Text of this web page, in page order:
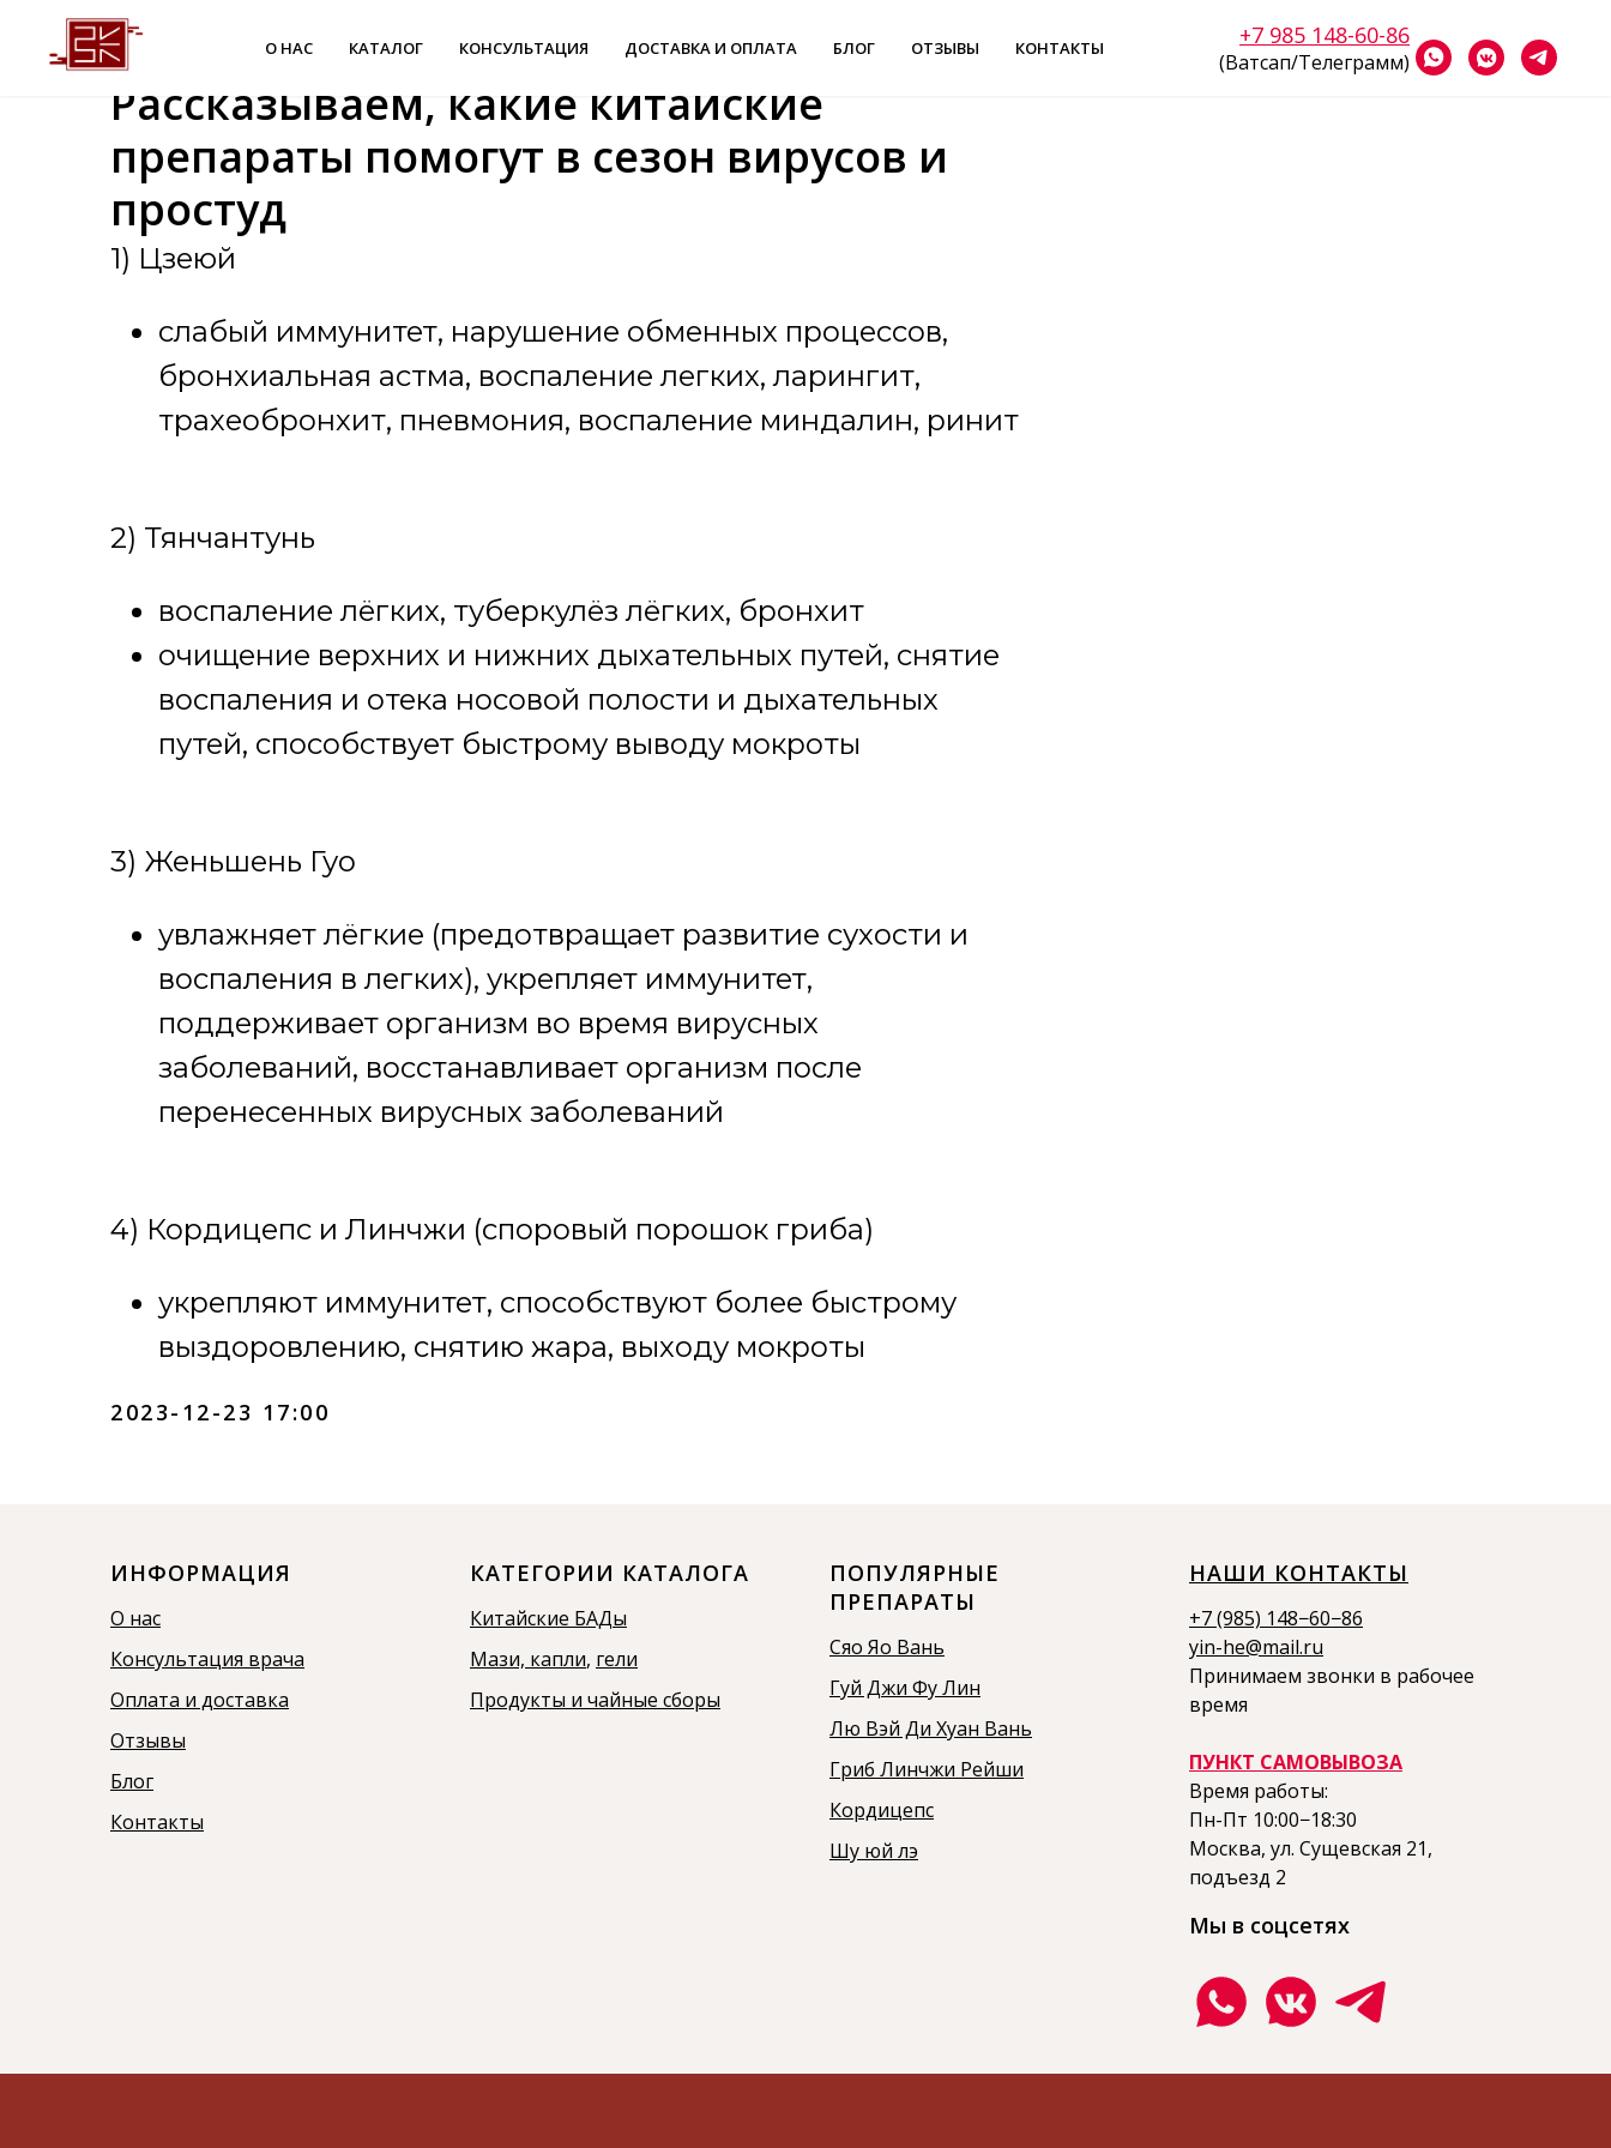
О НАС КАТАЛОГ КОНСУЛЬТАЦИЯ ДОСТАВКА И ОПЛАТА БЛОГ ОТЗЫВЫ КОНТАКТЫ +7 985 148-60-86
(Ватсап/Телеграмм)
Рассказываем, какие китайские
препараты помогут в сезон вирусов и
простуд
1) Цзеюй
слабый иммунитет, нарушение обменных процессов,
бронхиальная астма, воспаление легких, ларингит,
трахеобронхит, пневмония, воспаление миндалин, ринит
2) Тянчантунь
воспаление лёгких, туберкулёз лёгких, бронхит
очищение верхних и нижних дыхательных путей, снятие
воспаления и отека носовой полости и дыхательных
путей, способствует быстрому выводу мокроты
3) Женьшень Гуо
увлажняет лёгкие (предотвращает развитие сухости и
воспаления в легких), укрепляет иммунитет,
поддерживает организм во время вирусных
заболеваний, восстанавливает организм после
перенесенных вирусных заболеваний
4) Кордицепс и Линчжи (споровый порошок гриба)
укрепляют иммунитет, способствуют более быстрому
выздоровлению, снятию жара, выходу мокроты
2023-12-23 17:00
ИНФОРМАЦИЯ
О нас
Консультация врача
Оплата и доставка
Отзывы
Блог
Контакты
КАТЕГОРИИ КАТАЛОГА
Китайские БАДы
Мази, капли, гели
Продукты и чайные сборы
ПОПУЛЯРНЫЕ
ПРЕПАРАТЫ
Сяо Яо Вань
Гуй Джи Фу Лин
Лю Вэй Ди Хуан Вань
Гриб Линчжи Рейши
Кордицепс
Шу юй лэ
НАШИ КОНТАКТЫ
+7 (985) 148−60−86
yin-he@mail.ru
Принимаем звонки в рабочее
время
ПУНКТ САМОВЫВОЗА
Время работы:
Пн-Пт 10:00−18:30
Москва, ул. Сущевская 21,
подъезд 2
Мы в соцсетях